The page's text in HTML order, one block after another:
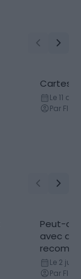
Cartes
Cartes
Le 11
Par
Peut-on
avec
Le 2
Par